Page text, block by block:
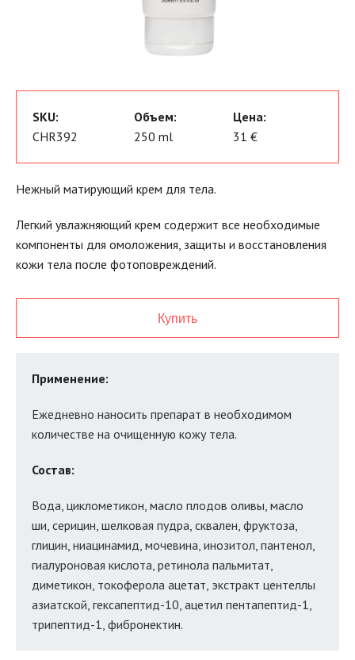
SKU:
CHR392
Объем:
250 ml
Цена:
31 €
Нежный матирующий крем для тела.
Легкий увлажняющий крем содержит все необходимые
компоненты для омоложения, защиты и восстановления
кожи тела после фотоповреждений.
Купить
Применение:
Ежедневно наносить препарат в необходимом
количестве на очищенную кожу тела.
Состав:
Вода, циклометикон, масло плодов оливы, масло
ши, серицин, шелковая пудра, сквален, фруктоза,
глицин, ниацинамид, мочевина, инозитол, пантенол,
гиалуроновая кислота, ретинола пальмитат,
диметикон, токоферола ацетат, экстракт центеллы
азиатской, гексапептид-10, ацетил пентапептид-1,
трипептид-1, фибронектин.